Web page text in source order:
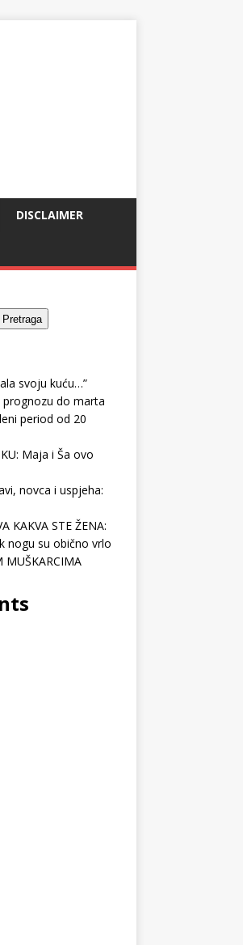
DISCLAIMER
Pretraga
svoju kuću…”
do marta
period od 20
Maja i Ša ovo
novca i uspjeha:
KAKVA STE ŽENA:
nogu su obično vrlo
MUŠKARCIMA